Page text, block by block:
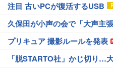
注目 古いPCが復活するUSB
久保田が小声の会で「大声主張
プリキュア 撮影ルールを発表
「脱STARTO社」かじ切り…